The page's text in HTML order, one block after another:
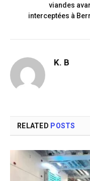
viandes
interceptées à
K. B
RELATED POSTS